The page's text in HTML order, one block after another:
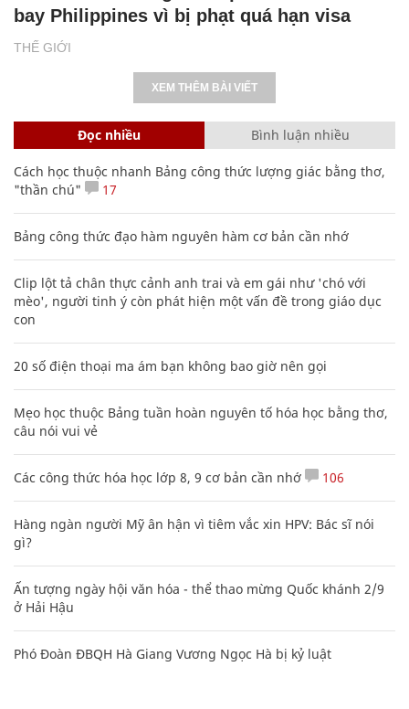
THẾ GIỚI
bay Philippines vì bị phạt quá hạn visa
XEM THÊM BÀI VIẾT
Đọc nhiều Bình luận nhiều
Cách học thuộc nhanh Bảng công thức lượng giác bằng thơ,
"thần chú"
17
Bảng công thức đạo hàm nguyên hàm cơ bản cần nhớ
Clip lột tả chân thực cảnh anh trai và em gái như 'chó với
mèo', người tinh ý còn phát hiện một vấn đề trong giáo dục
con
20 số điện thoại ma ám bạn không bao giờ nên gọi
Mẹo học thuộc Bảng tuần hoàn nguyên tố hóa học bằng thơ,
câu nói vui vẻ
Các công thức hóa học lớp 8, 9 cơ bản cần nhớ 106
Hàng ngàn người Mỹ ân hận vì tiêm vắc xin HPV: Bác sĩ nói
gì?
Ấn tượng ngày hội văn hóa - thể thao mừng Quốc khánh 2/9
ở Hải Hậu
Phó Đoàn ĐBQH Hà Giang Vương Ngọc Hà bị kỷ luật